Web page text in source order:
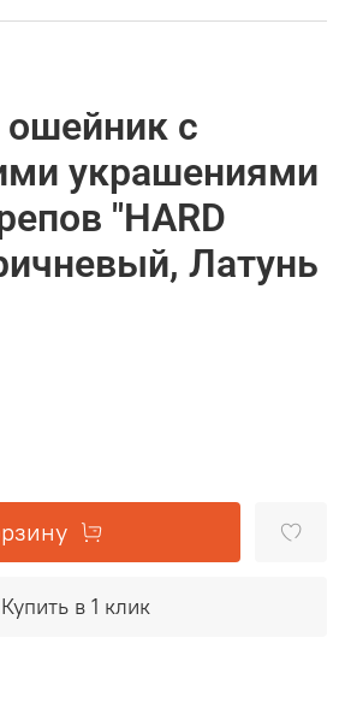
с
украшениями
"HARD
Латунь
Купить в 1 клик